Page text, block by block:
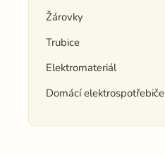
Žárovky
Trubice
Elektromateriál
Domácí elektrospotřebiče